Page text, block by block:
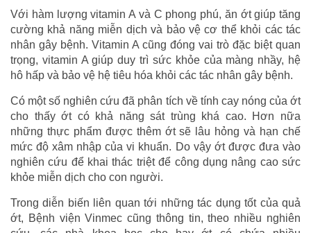
Với hàm lượng vitamin A và C phong phú, ăn ớt giúp tăng
cường khả năng miễn dịch và bảo vệ cơ thể khỏi các tác
nhân gây bệnh. Vitamin A cũng đóng vai trò đặc biệt quan
trọng, vitamin A giúp duy trì sức khỏe của màng nhầy, hệ
hô hấp và bảo vệ hệ tiêu hóa khỏi các tác nhân gây bệnh.
Có một số nghiên cứu đã phân tích về tính cay nóng của ớt
cho thấy ớt có khả năng sát trùng khá cao. Hơn nữa
những thực phẩm được thêm ớt sẽ lâu hỏng và hạn chế
mức độ xâm nhập của vi khuẩn. Do vậy ớt được đưa vào
nghiên cứu để khai thác triệt để công dụng nâng cao sức
khỏe miễn dịch cho con người.
Trong diễn biến liên quan tới những tác dụng tốt của quả
ớt, Bệnh viện Vinmec cũng thông tin, theo nhiều nghiên